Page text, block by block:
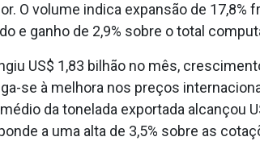
O volume indica expansão de 17,8%
e ganho de 2,9% sobre o total
US$ 1,83 bilhão no mês,
se à melhora nos preços
da tonelada exportada alcançou
a uma alta de 3,5% sobre as